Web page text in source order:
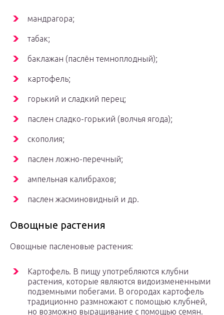
мандрагора;
табак;
баклажан (паслён темноплодный);
картофель;
горький и сладкий перец;
паслен сладко-горький (волчья ягода);
скополия;
паслен ложно-перечный;
ампельная калибрахов;
паслен жасминовидный и др.
Овощные растения
Овощные пасленовые растения:
Картофель. В пищу употребляются клубни
растения, которые являются видоизмененными
подземными побегами. В огородах картофель
традиционно размножают с помощью клубней,
но возможно выращивание с помощью семян.